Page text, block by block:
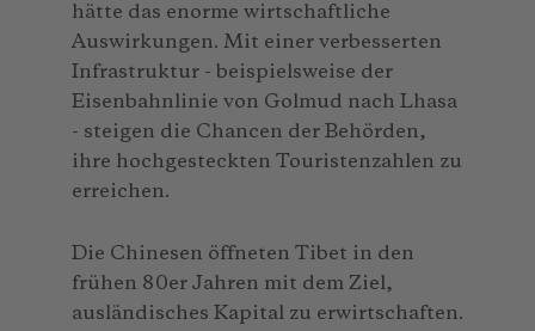
hätte das enorme wirtschaftliche
Auswirkungen. Mit einer verbesserten
Infrastruktur - beispielsweise der
Eisenbahnlinie von Golmud nach Lhasa
- steigen die Chancen der Behörden,
ihre hochgesteckten Touristenzahlen zu
erreichen.
Die Chinesen öffneten Tibet in den
frühen 80er Jahren mit dem Ziel,
ausländisches Kapital zu erwirtschaften.